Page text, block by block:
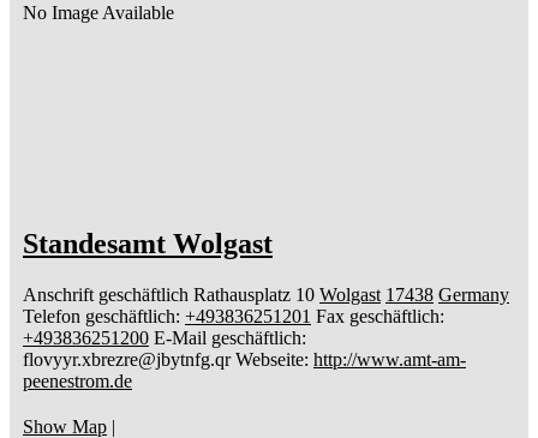
No Image Available
Standesamt Wolgast
Anschrift geschäftlich Rathausplatz 10 Wolgast 17438 Germany
Telefon geschäftlich: +493836251201 Fax geschäftlich:
+493836251200 E-Mail geschäftlich:
flovyyr.xbrezre@jbytnfg.qr Webseite: http://www.amt-am-
peenestrom.de
Show Map |